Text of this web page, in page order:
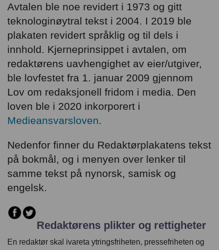
Avtalen ble noe revidert i 1973 og gitt
teknologinøytral tekst i 2004. I 2019 ble
plakaten revidert språklig og til dels i
innhold. Kjerneprinsippet i avtalen, om
redaktørens uavhengighet av eier/utgiver,
ble lovfestet fra 1. januar 2009 gjennom
Lov om redaksjonell fridom i media. Den
loven ble i 2020 inkorporert i
Medieansvarsloven.
Nedenfor finner du Redaktørplakatens tekst
på bokmål, og i menyen over lenker til
samme tekst på nynorsk, samisk og
engelsk.
Redaktørens plikter og rettigheter
En redaktør skal ivareta ytringsfriheten, pressefriheten og